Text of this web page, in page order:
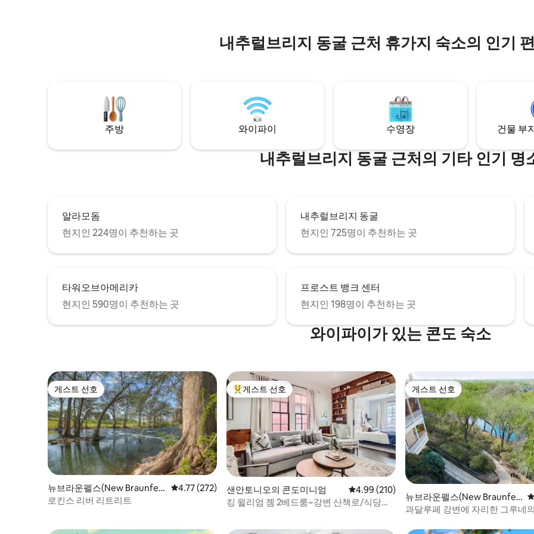
내추럴브리지 동굴 근처 휴가지 숙소의 인기
주방 와이파이 수영장 건물 부
내추럴브리지 동굴 근처의 기타 인기 명
알라모돔
현지인 224명이 추천하는 곳
내추럴브리지 동굴
현지인 725명이 추천하는 곳
타워오브아메리카
현지인 590명이 추천하는 곳
프로스트 뱅크 센터
현지인 198명이 추천하는 곳
와이파이가 있는 콘도 숙소
게스트 선호
게스트 선호
뉴브라운펠스(New Braunfel
s)의 콘도미니엄
평점 4.77점(5점 만점), 후기 272개
4.77 (272)
로킨스 리버 리트리트
상위 게스트 선호
게스트 선호
샌안토니오의 콘도미니엄 평점 4.99점(5점 만점), 후기 210개
4.99 (210)
킹 윌리엄 젬 2베드룸~강변 산책로/식당까
게스트 선호
게스트 선호
뉴브라운펠스(New Braunfel
s)의 콘도미니엄
과달루페 강변에 자리한 그루네